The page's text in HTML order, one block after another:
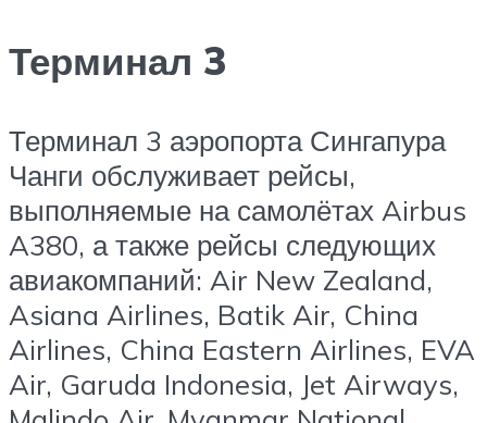
Терминал 3
Терминал 3 аэропорта Сингапура
Чанги обслуживает рейсы,
выполняемые на самолётах Airbus
A380, а также рейсы следующих
авиакомпаний: Air New Zealand,
Asiana Airlines, Batik Air, China
Airlines, China Eastern Airlines, EVA
Air, Garuda Indonesia, Jet Airways,